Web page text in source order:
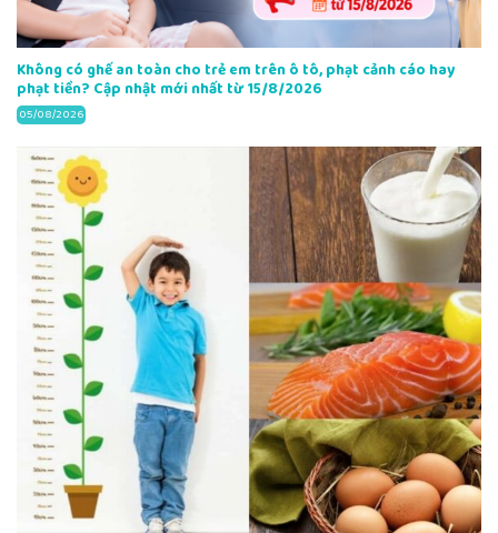
Không có ghế an toàn cho trẻ em trên ô tô, phạt cảnh cáo hay
phạt tiền? Cập nhật mới nhất từ 15/8/2026
05/08/2026